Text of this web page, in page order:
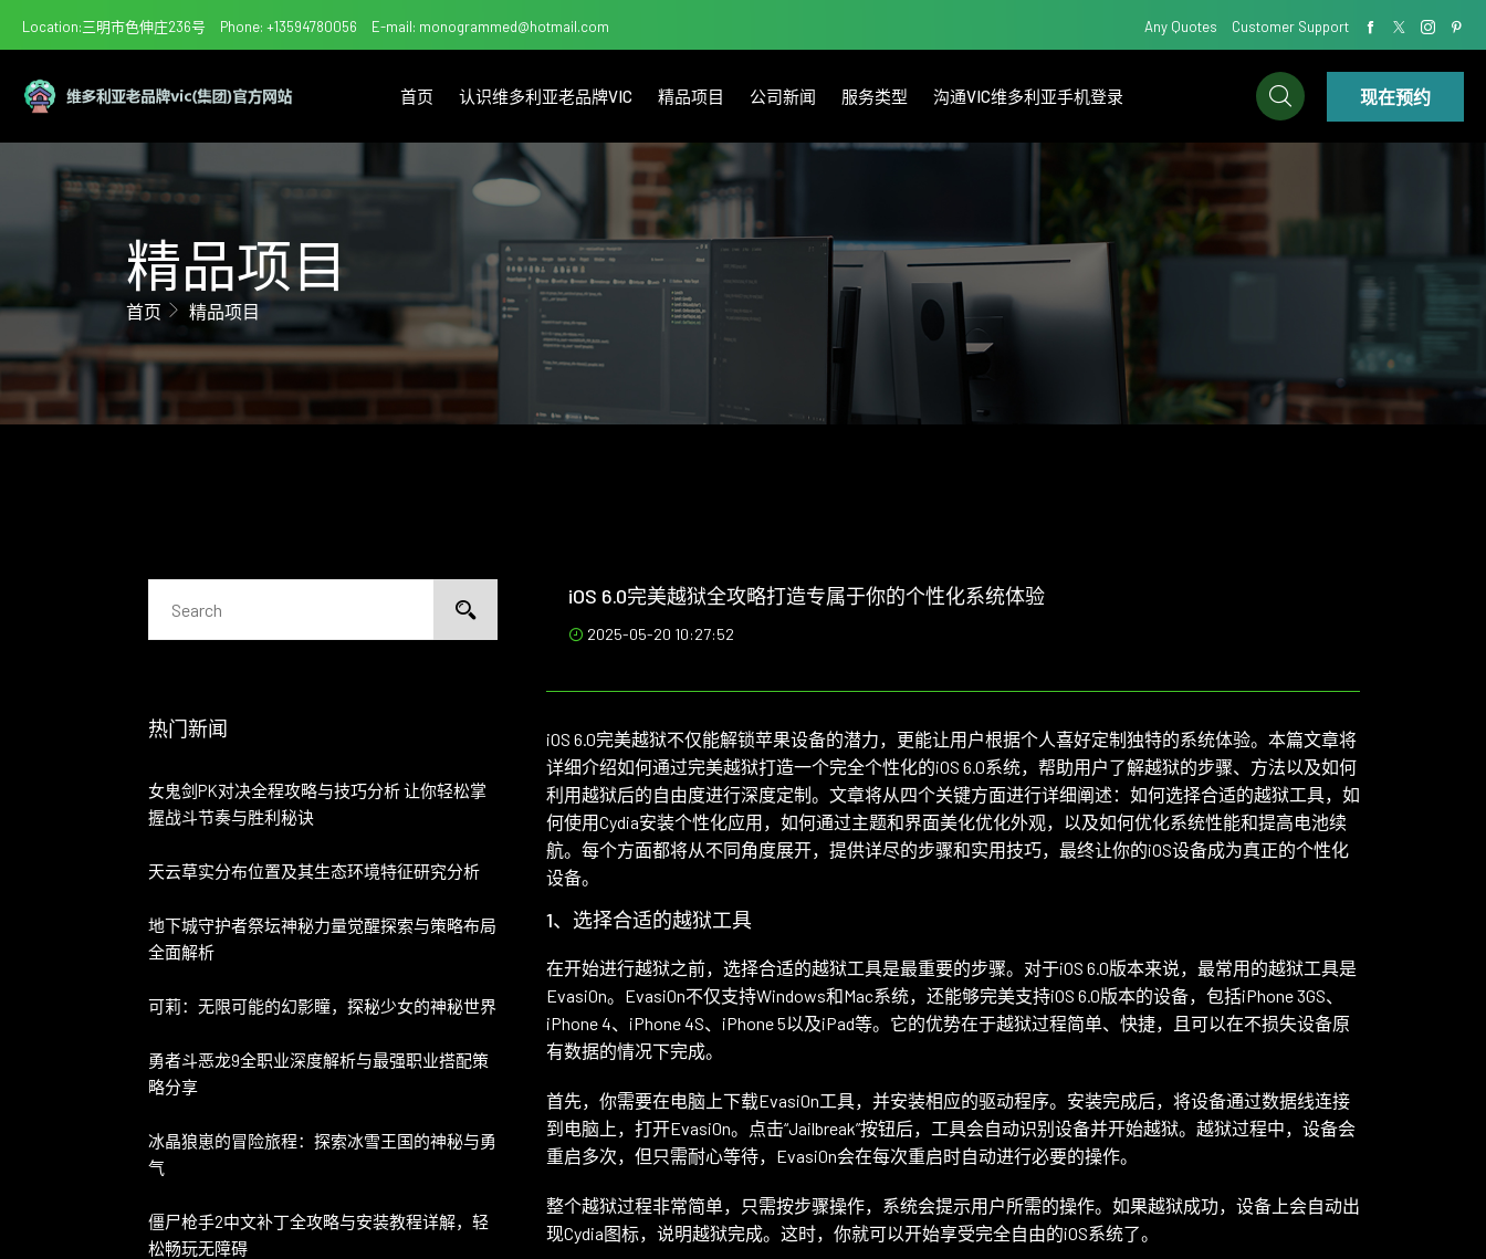
Location:三明市色伸庄236号 Phone: +13594780056 E-mail: monogrammed@hotmail.com Any Quotes Customer Support
首页 认识维多利亚老品牌VIC 精品项目 公司新闻 服务类型 沟通VIC维多利亚手机登录 现在预约
精品项目
首页 精品项目
热门新闻
女鬼剑PK对决全程攻略与技巧分析 让你轻松掌
握战斗节奏与胜利秘诀
天云草实分布位置及其生态环境特征研究分析
地下城守护者祭坛神秘力量觉醒探索与策略布局
全面解析
可莉：无限可能的幻影瞳，探秘少女的神秘世界
勇者斗恶龙9全职业深度解析与最强职业搭配策
略分享
冰晶狼崽的冒险旅程：探索冰雪王国的神秘与勇
气
僵尸枪手2中文补丁全攻略与安装教程详解，轻
松畅玩无障碍
iOS 6.0完美越狱全攻略打造专属于你的个性化系统体验
2025-05-20 10:27:52
iOS 6.0完美越狱不仅能解锁苹果设备的潜力，更能让用户根据个人喜好定制独特的系统体验。本篇文章将
详细介绍如何通过完美越狱打造一个完全个性化的iOS 6.0系统，帮助用户了解越狱的步骤、方法以及如何
利用越狱后的自由度进行深度定制。文章将从四个关键方面进行详细阐述：如何选择合适的越狱工具，如
何使用Cydia安装个性化应用，如何通过主题和界面美化优化外观，以及如何优化系统性能和提高电池续
航。每个方面都将从不同角度展开，提供详尽的步骤和实用技巧，最终让你的iOS设备成为真正的个性化
设备。
1、选择合适的越狱工具
在开始进行越狱之前，选择合适的越狱工具是最重要的步骤。对于iOS 6.0版本来说，最常用的越狱工具是
Evasi0n。Evasi0n不仅支持Windows和Mac系统，还能够完美支持iOS 6.0版本的设备，包括iPhone 3GS、
iPhone 4、iPhone 4S、iPhone 5以及iPad等。它的优势在于越狱过程简单、快捷，且可以在不损失设备原
有数据的情况下完成。
首先，你需要在电脑上下载Evasi0n工具，并安装相应的驱动程序。安装完成后，将设备通过数据线连接
到电脑上，打开Evasi0n。点击“Jailbreak”按钮后，工具会自动识别设备并开始越狱。越狱过程中，设备会
重启多次，但只需耐心等待，Evasi0n会在每次重启时自动进行必要的操作。
整个越狱过程非常简单，只需按步骤操作，系统会提示用户所需的操作。如果越狱成功，设备上会自动出
现Cydia图标，说明越狱完成。这时，你就可以开始享受完全自由的iOS系统了。